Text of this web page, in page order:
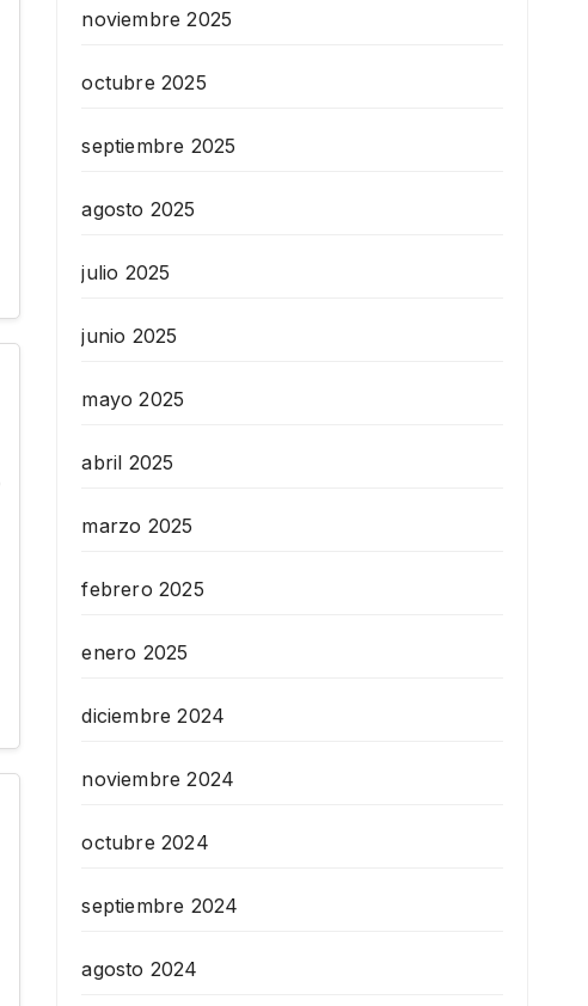
noviembre 2025
octubre 2025
septiembre 2025
agosto 2025
julio 2025
junio 2025
mayo 2025
abril 2025
marzo 2025
febrero 2025
enero 2025
diciembre 2024
noviembre 2024
octubre 2024
septiembre 2024
agosto 2024